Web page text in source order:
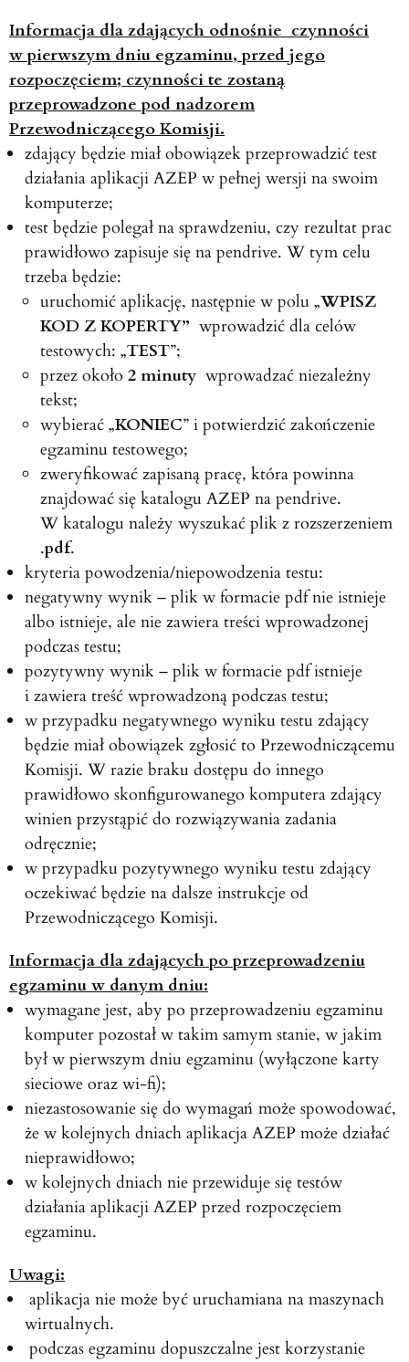
Informacja dla zdających odnośnie czynności
w pierwszym dniu egzaminu, przed jego
rozpoczęciem; czynności te zostaną
przeprowadzone pod nadzorem
Przewodniczącego Komisji.
zdający będzie miał obowiązek przeprowadzić test
działania aplikacji AZEP w pełnej wersji na swoim
komputerze;
test będzie polegał na sprawdzeniu, czy rezultat prac
prawidłowo zapisuje się na pendrive. W tym celu
trzeba będzie:
uruchomić aplikację, następnie w polu „WPISZ
KOD Z KOPERTY” wprowadzić dla celów
testowych: „TEST”;
przez około 2 minuty wprowadzać niezależny
tekst;
wybierać „KONIEC” i potwierdzić zakończenie
egzaminu testowego;
zweryfikować zapisaną pracę, która powinna
znajdować się katalogu AZEP na pendrive.
W katalogu należy wyszukać plik z rozszerzeniem
.pdf.
kryteria powodzenia/niepowodzenia testu:
negatywny wynik – plik w formacie pdf nie istnieje
albo istnieje, ale nie zawiera treści wprowadzonej
podczas testu;
pozytywny wynik – plik w formacie pdf istnieje
i zawiera treść wprowadzoną podczas testu;
w przypadku negatywnego wyniku testu zdający
będzie miał obowiązek zgłosić to Przewodniczącemu
Komisji. W razie braku dostępu do innego
prawidłowo skonfigurowanego komputera zdający
winien przystąpić do rozwiązywania zadania
odręcznie;
w przypadku pozytywnego wyniku testu zdający
oczekiwać będzie na dalsze instrukcje od
Przewodniczącego Komisji.
Informacja dla zdających po przeprowadzeniu
egzaminu w danym dniu:
wymagane jest, aby po przeprowadzeniu egzaminu
komputer pozostał w takim samym stanie, w jakim
był w pierwszym dniu egzaminu (wyłączone karty
sieciowe oraz wi-fi);
niezastosowanie się do wymagań może spowodować,
że w kolejnych dniach aplikacja AZEP może działać
nieprawidłowo;
w kolejnych dniach nie przewiduje się testów
działania aplikacji AZEP przed rozpoczęciem
egzaminu.
Uwagi:
aplikacja nie może być uruchamiana na maszynach
wirtualnych.
podczas egzaminu dopuszczalne jest korzystanie